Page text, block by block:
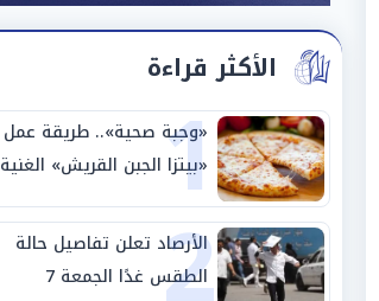
الأكثر قراءة
1
«وجبة صحية».. طريقة عمل
«بيتزا الجبن القريش» الغنية
بالبروتين
الأرصاد تعلن تفاصيل حالة
الطقس غدًا الجمعة 7